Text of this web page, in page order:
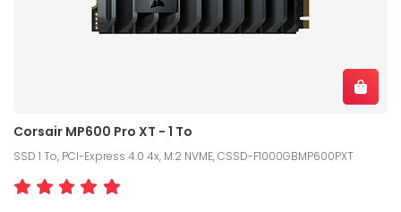
Corsair MP600 Pro XT - 1 To
SSD 1 To, PCI-Express 4.0 4x, M.2 NVME, CSSD-F1000GBMP600PXT